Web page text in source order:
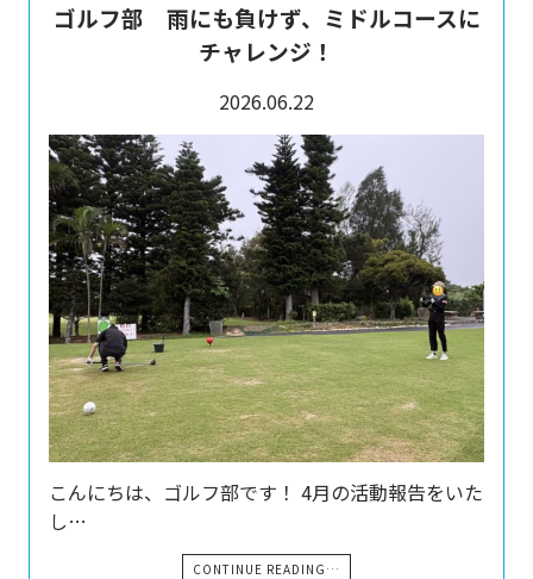
ゴルフ部 雨にも負けず、ミドルコースに
チャレンジ！
2026.06.22
こんにちは、ゴルフ部です！ 4月の活動報告をいた
し…
CONTINUE READING…